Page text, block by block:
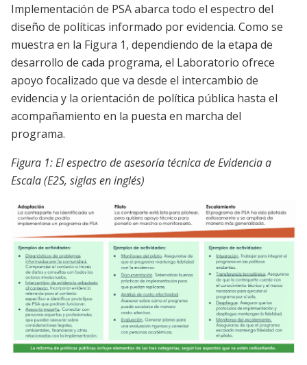
Implementación de PSA abarca todo el espectro del
diseño de políticas informado por evidencia. Como se
muestra en la Figura 1, dependiendo de la etapa de
desarrollo de cada programa, el Laboratorio ofrece
apoyo focalizado que va desde el intercambio de
evidencia y la orientación de política pública hasta el
acompañamiento en la puesta en marcha del
programa.
Figura 1: El espectro de asesoría técnica de Evidencia a
Escala (E2S, siglas en inglés)
Imagen